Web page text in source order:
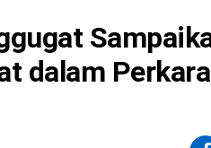
dalam